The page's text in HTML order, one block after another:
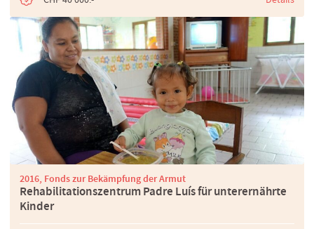
2016, Fonds zur Bekämpfung der Armut
Rehabilitationszentrum Padre Luís für unterernährte
Kinder